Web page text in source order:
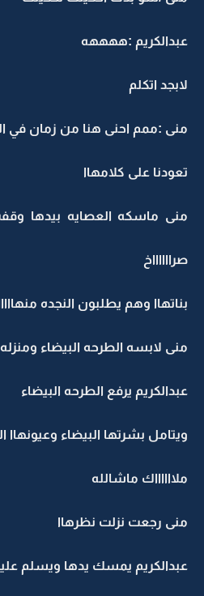
عبدالكريم :ههههه
لابجد اتكلم
منى :ممم احنى هنا من زمان في
تعودنا على كلامهاا
منى ماسكه العصايه بيدها
صرااااااخ
بناتهاا وهم يطلبون النجده
منى لابسه الطرحه البيضاء ومنزله
عبدالكريم يرفع الطرحه البيضاء
ويتامل بشرتها البيضاء وعيونهاا
ملااااااك ماشالله
منى رجعت نزلت نظرهاا
عبدالكريم يمسك يدها ويسلم